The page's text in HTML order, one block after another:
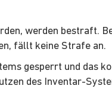
werden bestraft.
fällt keine Strafe an.
gesperrt und das
des Inventar-